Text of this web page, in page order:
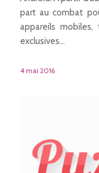
part au combat
appareils
exclusives…
4 mai 2016